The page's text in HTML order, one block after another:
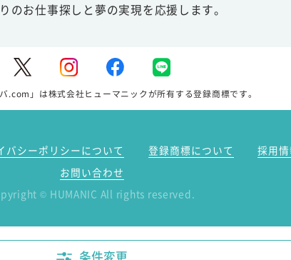
お仕事探しと夢の実現を応援します。
.com」は株式会社ヒューマニックが所有する登録商標です。
バシーポリシーについて 登録商標について 採用情
お問い合わせ
© HUMANIC All rights reserved.
条件変更